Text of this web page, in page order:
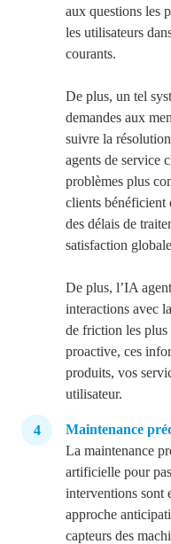
aux questions les
les utilisateurs
courants.
De plus, un tel
demandes aux
suivre la
agents de service
problèmes plus
clients bénéficient
des délais de
satisfaction
De plus, l’IA
interactions avec
de friction les plus
proactive, ces
produits, vos
utilisateur.
Maintenance
La maintenance
artificielle pour
interventions sont
approche
capteurs des